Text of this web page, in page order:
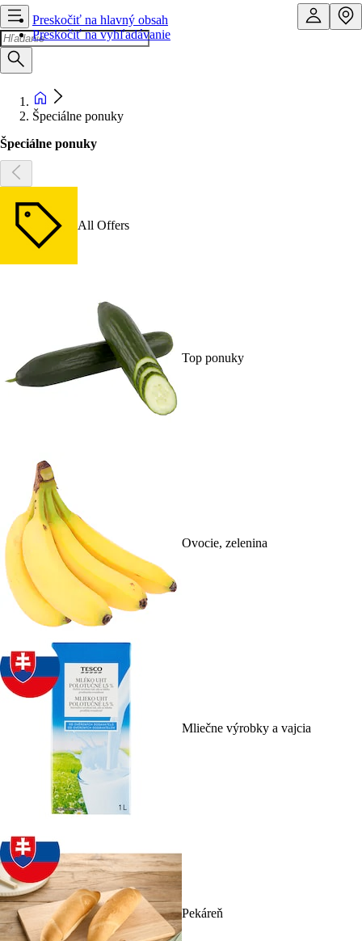
Preskočiť na hlavný obsah
Preskočiť na vyhľadávanie
Špeciálne ponuky
Špeciálne ponuky
All Offers
Top ponuky
Ovocie, zelenina
Mliečne výrobky a vajcia
Pekáreň